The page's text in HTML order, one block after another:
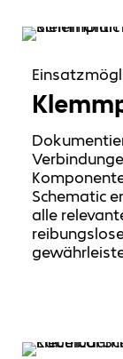
Schematic
alle